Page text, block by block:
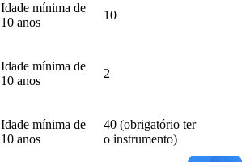
Idade mínima de
10 anos
10
Idade mínima de
10 anos
2
Idade mínima de
10 anos
40 (obrigatório ter
o instrumento)